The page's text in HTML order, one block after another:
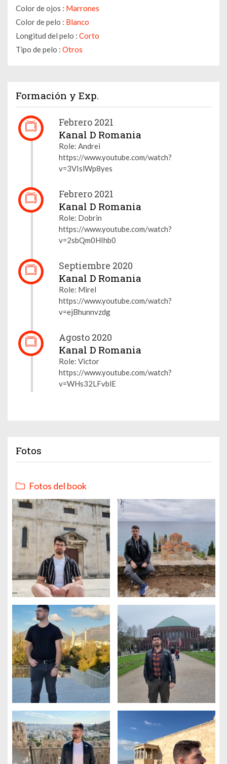
Color de ojos : Marrones
Color de pelo : Blanco
Longitud del pelo : Corto
Tipo de pelo : Otros
Formación y Exp.
Febrero 2021
Kanal D Romania
Role: Andrei
https://www.youtube.com/watch?
v=3VIslWp8yes
Febrero 2021
Kanal D Romania
Role: Dobrin
https://www.youtube.com/watch?
v=2sbQm0HIhb0
Septiembre 2020
Kanal D Romania
Role: Mirel
https://www.youtube.com/watch?
v=ejBhunnvzdg
Agosto 2020
Kanal D Romania
Role: Victor
https://www.youtube.com/watch?
v=WHs32LFvblE
Fotos
Fotos del book